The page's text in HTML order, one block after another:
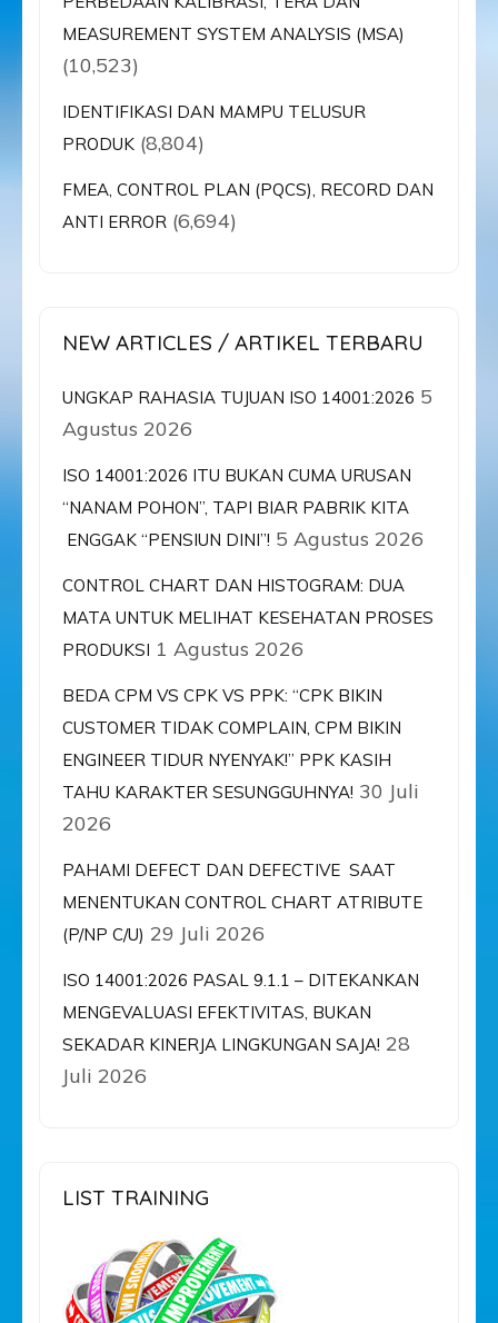
MEASUREMENT SYSTEM ANALYSIS (MSA)
(10,523)
IDENTIFIKASI DAN MAMPU TELUSUR
PRODUK (8,804)
FMEA, CONTROL PLAN (PQCS), RECORD DAN
ANTI ERROR (6,694)
NEW ARTICLES / ARTIKEL TERBARU
UNGKAP RAHASIA TUJUAN ISO 14001:2026 5
Agustus 2026
ISO 14001:2026 ITU BUKAN CUMA URUSAN
“NANAM POHON”, TAPI BIAR PABRIK KITA
ENGGAK “PENSIUN DINI”! 5 Agustus 2026
CONTROL CHART DAN HISTOGRAM: DUA
MATA UNTUK MELIHAT KESEHATAN PROSES
PRODUKSI 1 Agustus 2026
BEDA CPM VS CPK VS PPK: “CPK BIKIN
CUSTOMER TIDAK COMPLAIN, CPM BIKIN
ENGINEER TIDUR NYENYAK!” PPK KASIH
TAHU KARAKTER SESUNGGUHNYA! 30 Juli
2026
PAHAMI DEFECT DAN DEFECTIVE SAAT
MENENTUKAN CONTROL CHART ATRIBUTE
(P/NP C/U) 29 Juli 2026
ISO 14001:2026 PASAL 9.1.1 – DITEKANKAN
MENGEVALUASI EFEKTIVITAS, BUKAN
SEKADAR KINERJA LINGKUNGAN SAJA! 28
Juli 2026
LIST TRAINING